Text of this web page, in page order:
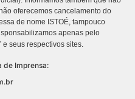
oferecemos cancelamento do
de nome ISTOÉ, tampouco
apenas pelo
e seus respectivos sites.
de Imprensa: